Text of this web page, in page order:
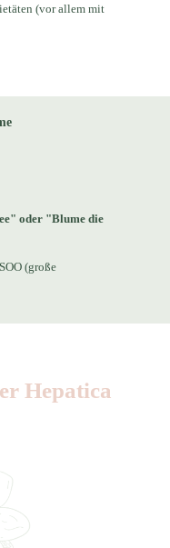
(vor allem mit
oder "Blume die
(große
Hepatica